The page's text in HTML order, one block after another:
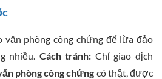
phòng công chứng để lừa đảo
nhiều. Cách tránh: Chỉ giao dịch
phòng công chứng có thật, được